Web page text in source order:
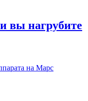
вы нагрубите
на Марс